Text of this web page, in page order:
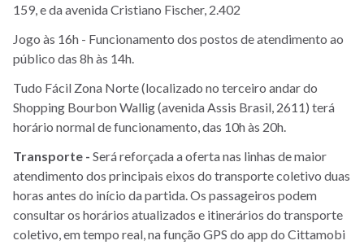
159, e da avenida Cristiano Fischer, 2.402
Jogo às 16h - Funcionamento dos postos de atendimento ao
público das 8h às 14h.
Tudo Fácil Zona Norte (localizado no terceiro andar do
Shopping Bourbon Wallig (avenida Assis Brasil, 2611) terá
horário normal de funcionamento, das 10h às 20h.
Transporte - Será reforçada a oferta nas linhas de maior
atendimento dos principais eixos do transporte coletivo duas
horas antes do início da partida. Os passageiros podem
consultar os horários atualizados e itinerários do transporte
coletivo, em tempo real, na função GPS do app do Cittamobi